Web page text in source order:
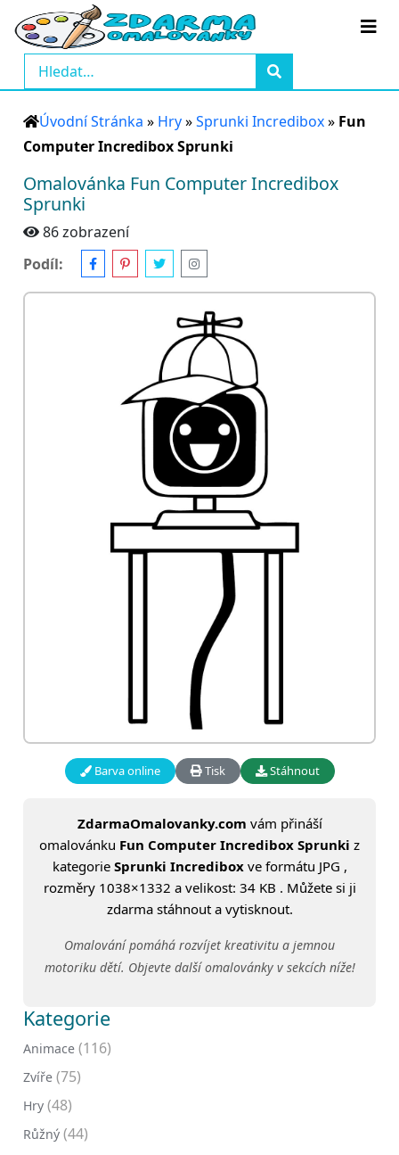
Úvodní Stránka » Hry»Sprunki Incredibox» Fun
Computer Incredibox Sprunki
Omalovánka Fun Computer Incredibox
Sprunki
86 zobrazení
Podíl:
Barva online Tisk Stáhnout
ZdarmaOmalovanky.com vám přináší
omalovánku Fun Computer Incredibox Sprunki z
kategorie Sprunki Incrediboxve formátu JPG ,
rozměry 1038×1332 a velikost: 34 KB . Můžete si ji
zdarma stáhnout a vytisknout.
Omalování pomáhá rozvíjet kreativitu a jemnou
motoriku dětí. Objevte další omalovánky v sekcích níže!
Kategorie
Animace (116)
Zvíře (75)
Hry (48)
Růžný (44)